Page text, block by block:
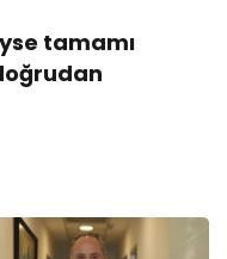
tamamı